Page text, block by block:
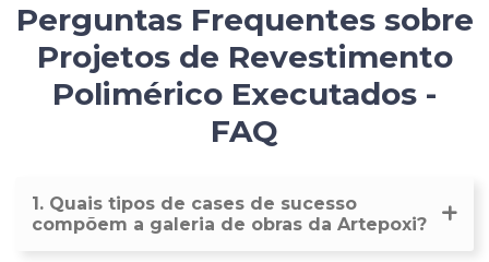
Perguntas Frequentes sobre
Projetos de Revestimento
Polimérico Executados -
FAQ
1. Quais tipos de cases de sucesso
compõem a galeria de obras da Artepoxi?